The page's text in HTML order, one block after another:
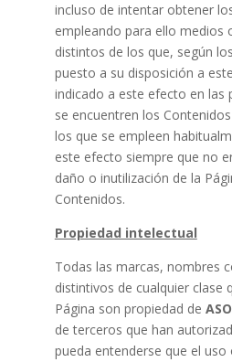
incluso de intentar obtener
empleando para ello medios
distintos de los que, según
puesto a su disposición a
indicado a este efecto en las
se encuentren los
los que se empleen
este efecto siempre que no
daño o inutilización de la
Contenidos.
Propiedad intelectual
Todas las marcas, nombres
distintivos de cualquier clase
Página son propiedad de
de terceros que han
pueda entenderse que el